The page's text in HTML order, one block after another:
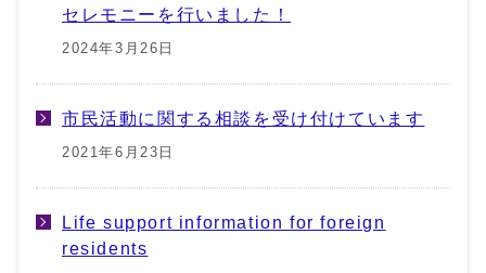
セレモニーを行いました！
2024年3月26日
市民活動に関する相談を受け付けています
2021年6月23日
Life support information for foreign
residents